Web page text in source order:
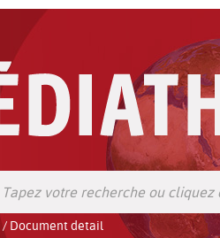
/ Document detail